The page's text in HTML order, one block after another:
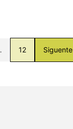
12 Siguente